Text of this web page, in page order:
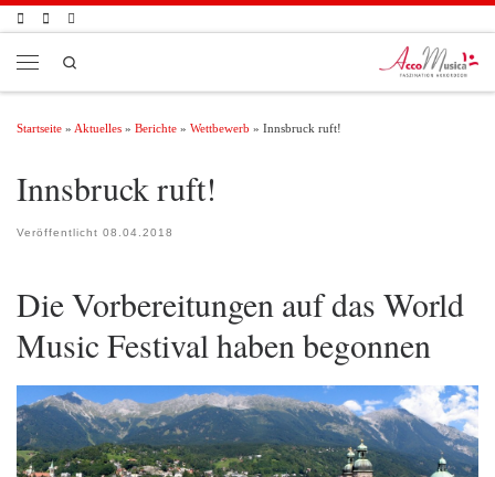
Zum Inhalt springen
Startseite » Aktuelles » Berichte » Wettbewerb » Innsbruck ruft!
Innsbruck ruft!
Veröffentlicht 08.04.2018
Die Vorbereitungen auf das World
Music Festival haben begonnen